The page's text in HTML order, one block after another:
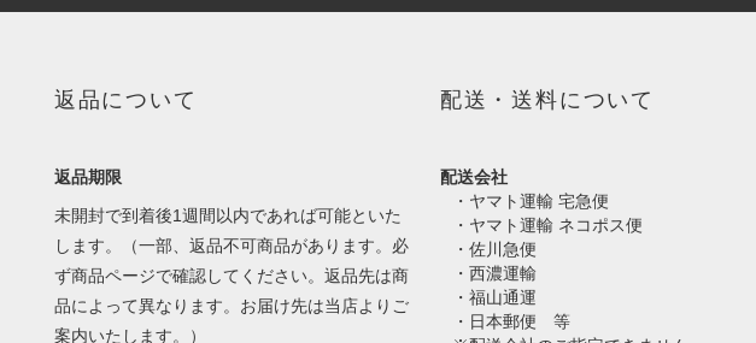
返品について
返品期限
未開封で到着後1週間以内であれば可能といた
します。（一部、返品不可商品があります。必
ず商品ページで確認してください。返品先は商
品によって異なります。お届け先は当店よりご
案内いたします。）
配送・送料について
配送会社
・ヤマト運輸 宅急便
・ヤマト運輸 ネコポス便
・佐川急便
・西濃運輸
・福山通運
・日本郵便 等